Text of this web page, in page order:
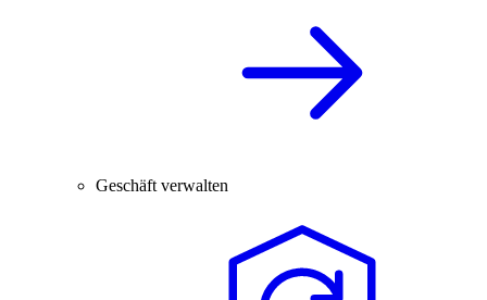
Geschäft verwalten